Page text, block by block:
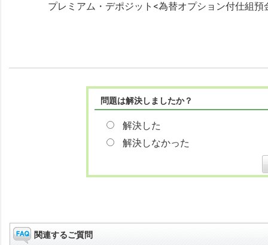
プレミアム・デポジット<為替オプション付仕組預
問題は解決しましたか？
解決した
解決しなかった
関連するご質問